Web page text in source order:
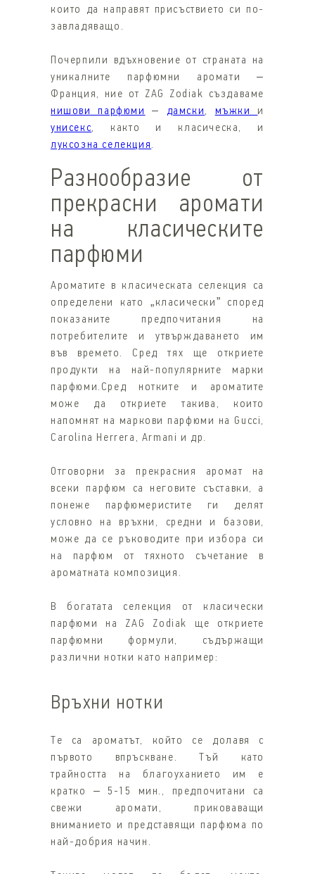
които да направят присъствието си по-
завладяващо.
Почерпили вдъхновение от страната на
уникалните парфюмни аромати –
Франция, ние от ZAG Zodiak създаваме
нишови парфюми
– дамски, мъжки и
унисекс, както и класическа, и
луксозна селекция.
Разнообразие от
прекрасни аромати
на класическите
парфюми
Ароматите в класическата селекция са
определени като „класически” според
показаните предпочитания на
потребителите и утвърждаването им
във времето. Сред тях ще откриете
продукти на най-популярните марки
парфюми.Сред нотките и ароматите
може да откриете такива, които
напомнят на маркови парфюми на Gucci,
Carolina Herrera, Armani и др.
Отговорни за прекрасния аромат на
всеки парфюм са неговите съставки, а
понеже парфюмеристите ги делят
условно на връхни, средни и базови,
може да се ръководите при избора си
на парфюм от тяхното съчетание в
ароматната композиция.
В богатата селекция от класически
парфюми на ZAG Zodiak ще откриете
парфюмни формули, съдържащи
различни нотки като например:
Връхни нотки
Те са ароматът, който се долавя с
първото впръскване. Тъй като
трайността на благоуханието им е
кратко – 5-15 мин., предпочитани са
свежи аромати, приковаващи
вниманието и представящи парфюма по
най-добрия начин.